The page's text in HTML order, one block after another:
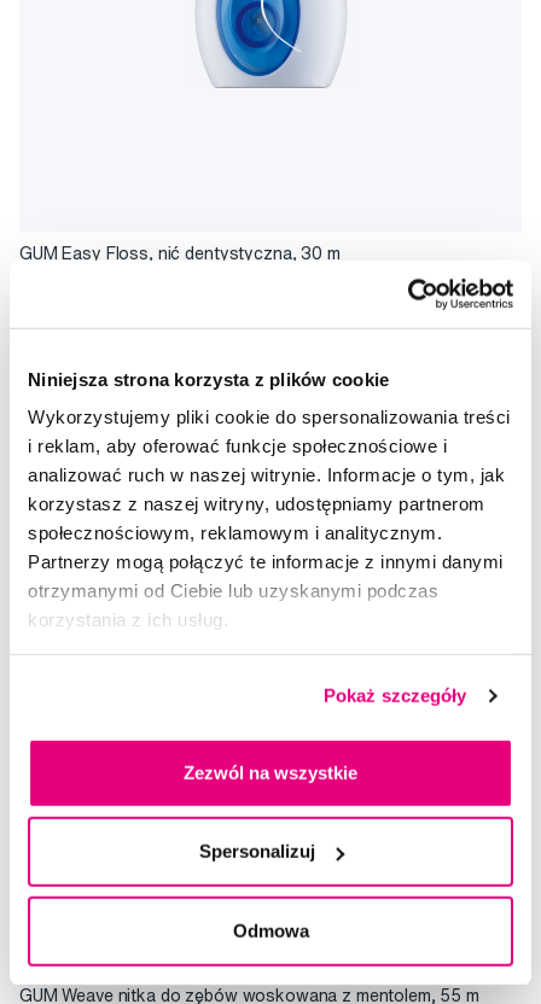
Niniejsza strona korzysta z plików cookie
Wykorzystujemy pliki cookie do spersonalizowania treści
i reklam, aby oferować funkcje społecznościowe i
analizować ruch w naszej witrynie. Informacje o tym, jak
korzystasz z naszej witryny, udostępniamy partnerom
społecznościowym, reklamowym i analitycznym.
Partnerzy mogą połączyć te informacje z innymi danymi
otrzymanymi od Ciebie lub uzyskanymi podczas
korzystania z ich usług.
Pokaż szczegóły
Zezwól na wszystkie
Spersonalizuj
Odmowa
GUM Easy Floss, nić dentystyczna, 30 m
Do koszyka
Dostępny > 5 szt
GUM Weave nitka do zębów woskowana z mentolem, 55 m